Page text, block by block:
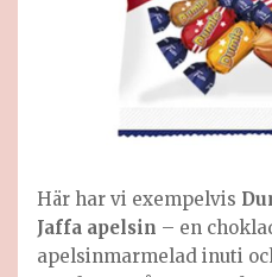
Här har vi exempelvis
Jaffa apelsin – en
apelsinmarmelad inuti